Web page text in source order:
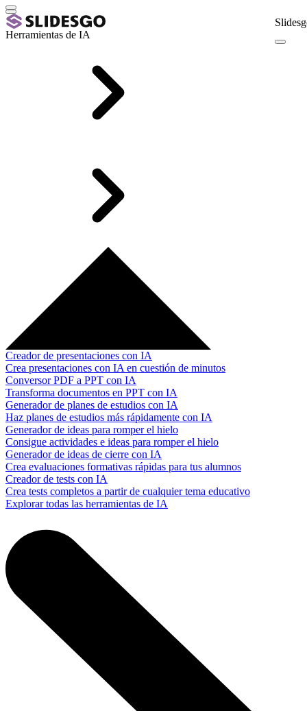
Herramientas de IA
Creador de presentaciones con IA
Crea presentaciones con IA en cuestión de minutos
Conversor PDF a PPT con IA
Transforma documentos en PPT con IA
Generador de planes de estudios con IA
Haz planes de estudios más rápidamente con IA
Generador de ideas para romper el hielo
Consigue actividades e ideas para romper el hielo
Generador de ideas de cierre con IA
Crea evaluaciones formativas rápidas para tus alumnos
Creador de tests con IA
Crea tests completos a partir de cualquier tema educativo
Explorar todas las herramientas de IA